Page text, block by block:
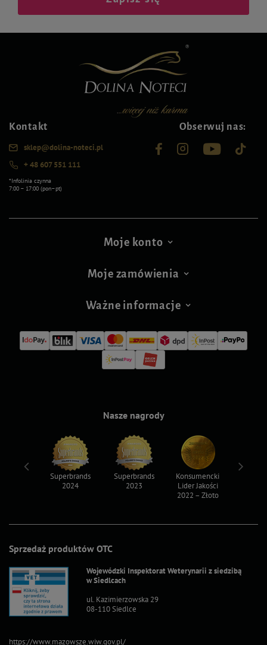
Kontakt
sklep@dolina-noteci.pl
+ 48 607 551 111
*Infolinia czynna
7:00 – 17:00 (pon–pt)
Obserwuj nas:
Moje konto
Moje zamówienia
Ważne informacje
Sprzedaż produktów OTC
Wojewódzki Inspektorat Weterynarii z siedzibą
w Siedlcach
ul. Kazimierzowska 29
08-110 Siedlce
https://www.mazowsze.wiw.gov.pl/
Nasze nagrody
Superbrands
2024
Superbrands
2023
Konsumencki
Lider Jakości
2022 – Złoto